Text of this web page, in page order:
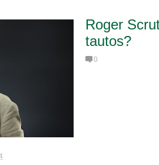
Roger
tautos?
0